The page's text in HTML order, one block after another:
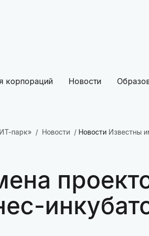
корпораций Новости
парк» Новости Новости Известны